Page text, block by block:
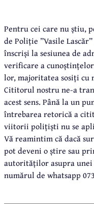
Pentru cei care nu știu,
de Poliție ”Vasile
înscriși la sesiunea de
verificare a
lor, majoritatea sosiți cu
Cititorul nostru ne-a
acest sens. Până la un
întrebarea retorică a
viitorii polițiști nu se
Vă reamintim că dacă
pot deveni o știre sau
autorităților asupra
numărul de whatsapp